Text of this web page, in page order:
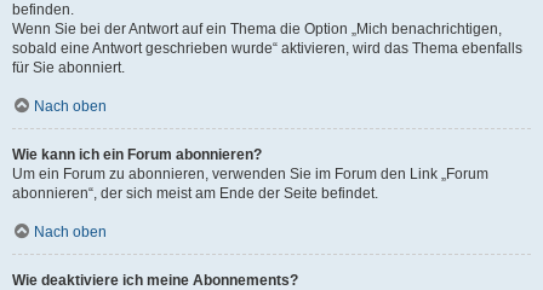
befinden.
Wenn Sie bei der Antwort auf ein Thema die Option „Mich benachrichtigen,
sobald eine Antwort geschrieben wurde“ aktivieren, wird das Thema ebenfalls
für Sie abonniert.
Nach oben
Wie kann ich ein Forum abonnieren?
Um ein Forum zu abonnieren, verwenden Sie im Forum den Link „Forum
abonnieren“, der sich meist am Ende der Seite befindet.
Nach oben
Wie deaktiviere ich meine Abonnements?